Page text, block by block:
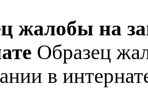
жалобы на
Образец
в